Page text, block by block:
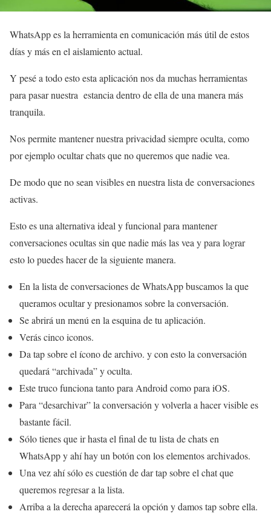
WhatsApp es la herramienta en comunicación más útil de estos
días y más en el aislamiento actual.
Y pesé a todo esto esta aplicación nos da muchas herramientas
para pasar nuestra estancia dentro de ella de una manera más
tranquila.
Nos permite mantener nuestra privacidad siempre oculta, como
por ejemplo ocultar chats que no queremos que nadie vea.
De modo que no sean visibles en nuestra lista de conversaciones
activas.
Esto es una alternativa ideal y funcional para mantener
conversaciones ocultas sin que nadie más las vea y para lograr
esto lo puedes hacer de la siguiente manera.
En la lista de conversaciones de WhatsApp buscamos la que
queramos ocultar y presionamos sobre la conversación.
Se abrirá un menú en la esquina de tu aplicación.
Verás cinco iconos.
Da tap sobre el ícono de archivo. y con esto la conversación
quedará “archivada” y oculta.
Este truco funciona tanto para Android como para iOS.
Para “desarchivar” la conversación y volverla a hacer visible es
bastante fácil.
Sólo tienes que ir hasta el final de tu lista de chats en
WhatsApp y ahí hay un botón con los elementos archivados.
Una vez ahí sólo es cuestión de dar tap sobre el chat que
queremos regresar a la lista.
Arriba a la derecha aparecerá la opción y damos tap sobre ella.